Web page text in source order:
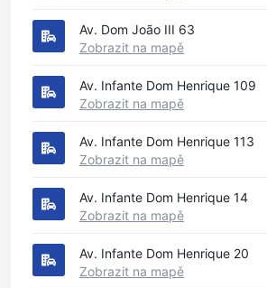
Av. Dom João III 63
Zobrazit na mapě
Av. Infante Dom Henrique 109
Zobrazit na mapě
Av. Infante Dom Henrique 113
Zobrazit na mapě
Av. Infante Dom Henrique 14
Zobrazit na mapě
Av. Infante Dom Henrique 20
Zobrazit na mapě